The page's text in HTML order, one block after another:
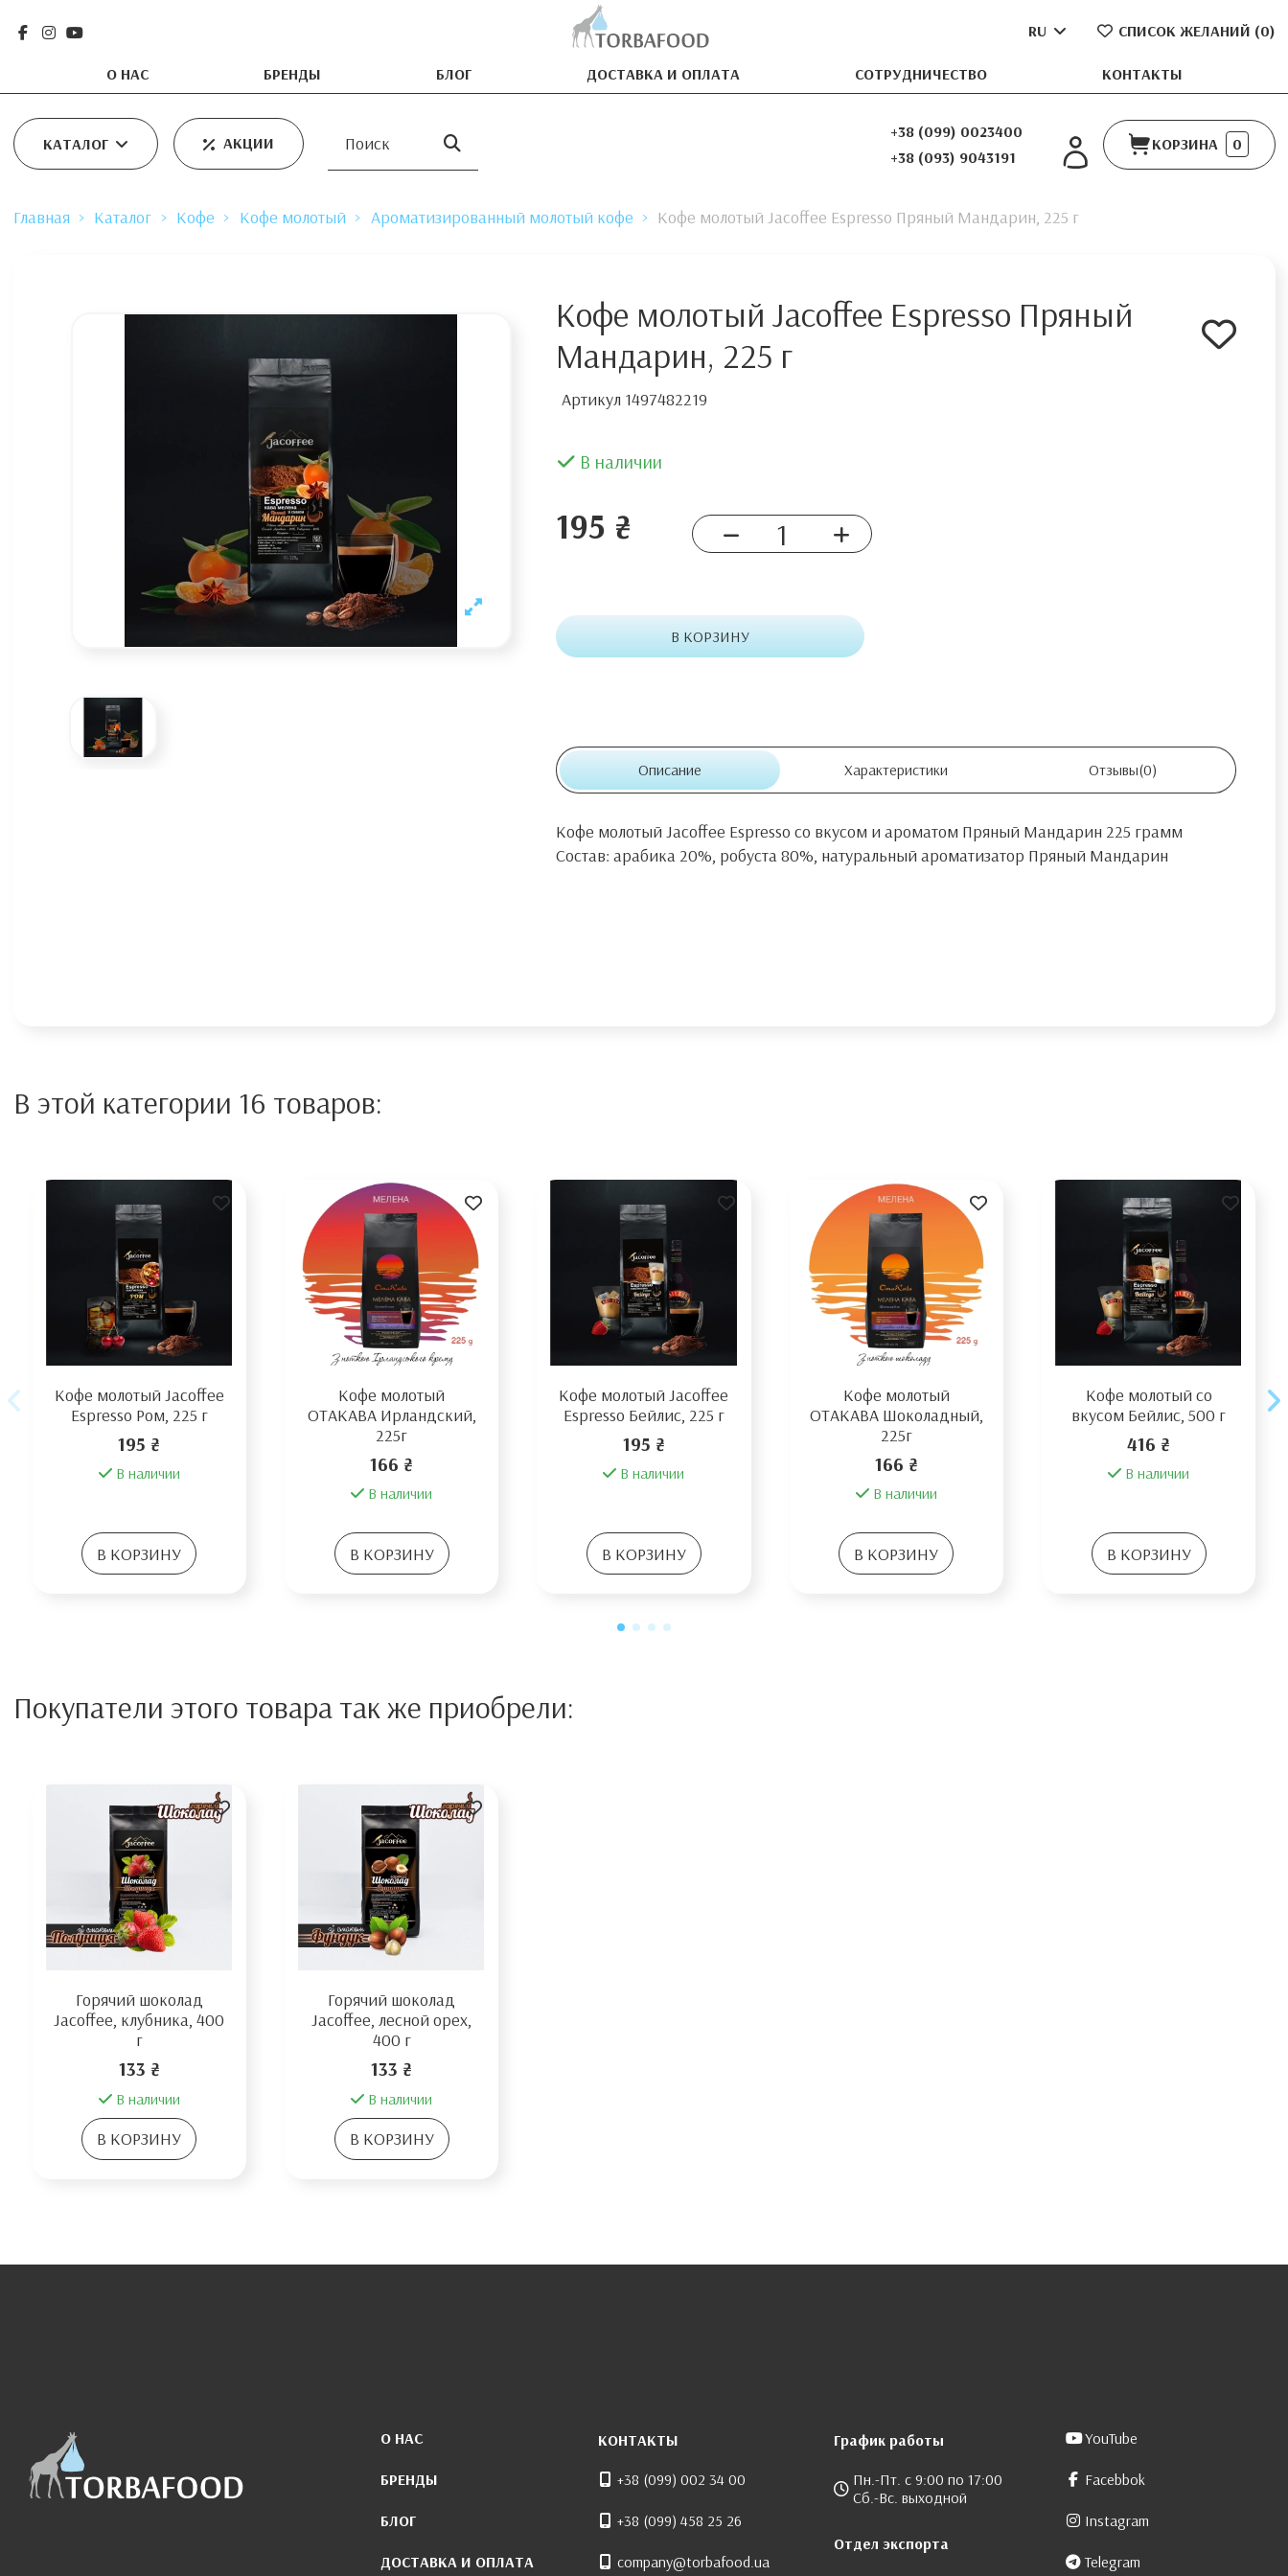
О НАС БРЕНДЫ БЛОГ ДОСТАВКА И ОПЛАТА СОТРУДНИЧЕСТВО КОНТАКТЫ
RU СПИСОК ЖЕЛАНИЙ (0)
КАТАЛОГ АКЦИИ
+38 (099) 0023400
+38 (093) 9043191
КОРЗИНА 0
Главная Каталог Кофе Кофе молотый Ароматизированный молотый кофе Кофе молотый Jacoffee Espresso Пряный Мандарин, 225 г
Кофе молотый Jacoffee Espresso Пряный
Мандарин, 225 г
Артикул 1497482219
В наличии
195 ₴
В КОРЗИНУ
Описание Характеристики Отзывы(0)
Кофе молотый Jacoffee Espresso со вкусом и ароматом Пряный Мандарин 225 грамм
Состав: арабика 20%, робуста 80%, натуральный ароматизатор Пряный Мандарин
В этой категории 16 товаров:
Кофе молотый Jacoffee
Espresso Ром, 225 г
195 ₴
В наличии
В КОРЗИНУ
Кофе молотый
ОТАКАВА Ирландский,
225г
166 ₴
В наличии
В КОРЗИНУ
Кофе молотый Jacoffee
Espresso Бейлис, 225 г
195 ₴
В наличии
В КОРЗИНУ
Кофе молотый
ОТАКАВА Шоколадный,
225г
166 ₴
В наличии
В КОРЗИНУ
Кофе молотый со
вкусом Бейлис, 500 г
416 ₴
В наличии
В КОРЗИНУ
Покупатели этого товара так же приобрели:
Горячий шоколад
Jacoffee, клубника, 400
г
133 ₴
В наличии
В КОРЗИНУ
Горячий шоколад
Jacoffee, лесной орех,
400 г
133 ₴
В наличии
В КОРЗИНУ
О НАС
БРЕНДЫ
БЛОГ
ДОСТАВКА И ОПЛАТА
КОНТАКТЫ
+38 (099) 002 34 00
+38 (099) 458 25 26
company@torbafood.ua
График работы
Пн.-Пт. с 9:00 по 17:00
Сб.-Вс. выходной
Отдел экспорта
YouTube
Facebbok
Instagram
Telegram